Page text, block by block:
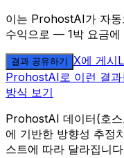
이는 ProhostAI가 자
수익으로 — 1박 요금에
결과 공유하기 X에 게시
ProhostAI로 이런 결
방식 보기
ProhostAI 데이터(호
에 기반한 방향성 추정
스트에 따라 달라집니